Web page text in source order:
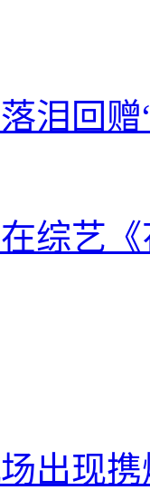
泪回赠
综艺
出现